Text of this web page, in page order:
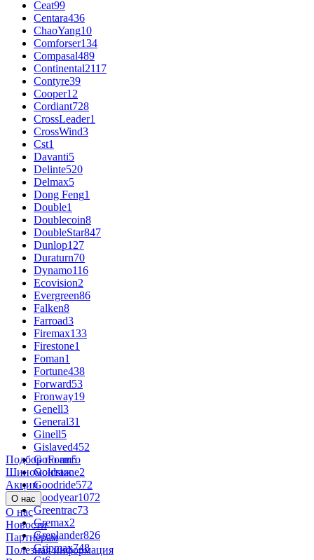
Ceat99
Centara436
ChaoYang10
Comforser134
Compasal489
Continental2117
Contyre39
Cooper12
Cordiant728
CrossLeader1
CrossWind3
Cst1
Davanti5
Delinte520
Delmax5
Dong Feng1
Double1
Doublecoin8
DoubleStar847
Dunlop127
Duraturn70
Dynamo116
Ecovision2
Evergreen86
Falken8
Farroad3
Firemax133
Firestone1
Foman1
Fortune438
Forward53
Fronway19
Genell3
General31
Ginell5
Gislaved452
GoForm5
Goldstone2
Goodride572
Goodyear1072
Greentrac73
Gremax2
Grenlander826
Gripmax748
Подбор по авто
Шиномонтаж
Акции
О нас
О нас
Новости
Партнёрам
Полезная информация